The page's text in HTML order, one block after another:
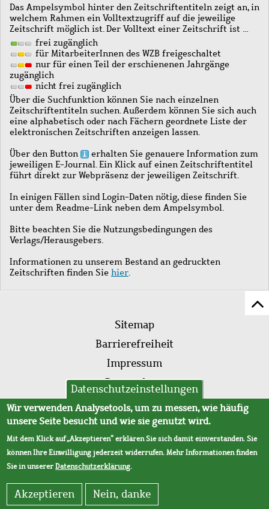
Das Ampelsymbol hinter den Zeitschriftentiteln zeigt an, in
welchem Rahmen ein Volltextzugriff auf die jeweilige
Zeitschrift möglich ist. Der Volltext einer Zeitschrift ist …
frei zugänglich
für MitarbeiterInnen des WZB freigeschaltet
nur für einen Teil der erschienenen Jahrgänge
zugänglich
nicht frei zugänglich
Über die Suchfunktion können Sie nach einzelnen
Zeitschriftentiteln suchen. Außerdem können Sie sich auch
eine alphabetisch oder nach Fächern geordnete Liste der
elektronischen Zeitschriften anzeigen lassen.
Über den Button
erhalten Sie genauere Information zum
jeweiligen E-Journal. Ein Klick auf einen Zeitschriftentitel
führt direkt zur Webpräsenz der jeweiligen Zeitschrift.
In einigen Fällen sind Login-Daten nötig, diese finden Sie
unter dem Readme-Link neben dem Ampelsymbol.
Bitte beachten Sie die Nutzungsbedingungen des
Verlags/Herausgebers.
Informationen zu unserem Bestand an gedruckten
Zeitschriften finden Sie hier.
Fußleistenmenü
Sitemap
Barrierefreiheit
Impressum
Datenschutz
AVB
Datenschutzeinstellungen
Wir verwenden Analysetools, um zu messen, wie häufig
unsere Seite besucht und wie sie genutzt wird.
Mit dem Klick auf „Akzeptieren“ erklären Sie sich damit einverstanden. Sie
können Ihre Einwilligung jederzeit widerrufen. Mehr Informationen finden
Sie in unsererDatenschutzerklärung.
Akzeptieren Nein, danke